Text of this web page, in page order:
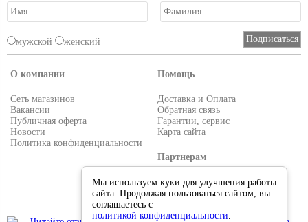
мужской женский
О компании
Сеть магазинов
Вакансии
Публичная оферта
Новости
Политика конфиденциальности
Помощь
Доставка и Оплата
Обратная связь
Гарантии, сервис
Карта сайта
Партнерам
Условия работы
Реквизиты
Мы используем куки для улучшения работы
сайта. Продолжая пользоваться сайтом, вы
соглашаетесь с
политикой конфиденциальности.